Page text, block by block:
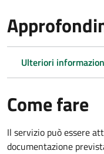
Ulteriori
Come fare
Il servizio può essere
documentazione